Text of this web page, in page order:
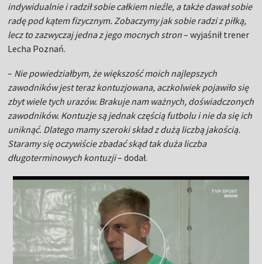
indywidualnie i radził sobie całkiem nieźle, a także dawał sobie
radę pod kątem fizycznym. Zobaczymy jak sobie radzi z piłką,
lecz to zazwyczaj jedna z jego mocnych stron– wyjaśnił trener
Lecha Poznań.
– Nie powiedziałbym, że większość moich najlepszych
zawodników jest teraz kontuzjowana, aczkolwiek pojawiło się
zbyt wiele tych urazów. Brakuje nam ważnych, doświadczonych
zawodników. Kontuzje są jednak częścią futbolu i nie da się ich
uniknąć. Dlatego mamy szeroki skład z dużą liczbą jakością.
Staramy się oczywiście zbadać skąd tak duża liczba
długoterminowych kontuzji– dodał.